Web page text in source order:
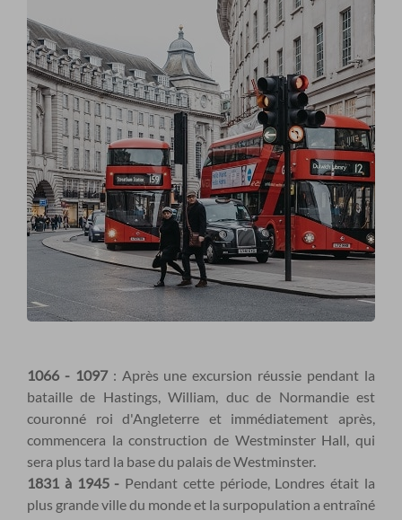
1066 - 1097 : Après une excursion réussie pendant la
bataille de Hastings, William, duc de Normandie est
couronné roi d'Angleterre et immédiatement après,
commencera la construction de Westminster Hall, qui
sera plus tard la base du palais de Westminster.
1831 à 1945 - Pendant cette période, Londres était la
plus grande ville du monde et la surpopulation a entraîné